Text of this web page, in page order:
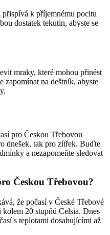
k příjemnému pocitu
dostatek tekutin, abyste se
mraky, které mohou přinést
zapomínat na deštník, abyste
pro Českou Třebovou
dnešek, tak pro zítřek. Buďte
a nezapomeňte sledovat
Českou Třebovou?
že počasí v České Třebové
20 stupňů Celsia. Dnes
s teplotami dosahujícími až